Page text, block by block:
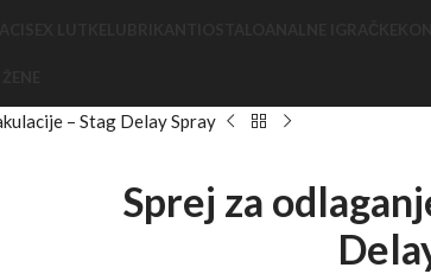
– Stag Delay Spray
Sprej za